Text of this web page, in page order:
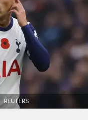
REUTERS